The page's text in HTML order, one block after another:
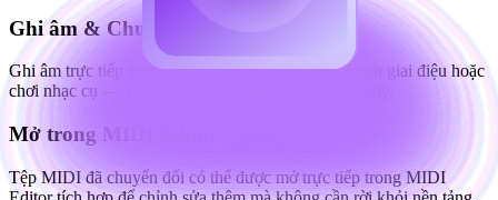
Ghi âm & Chuyển đổi
Ghi âm trực tiếp trong trình duyệt của bạn — hát một giai điệu hoặc
chơi nhạc cụ — và chuyển đổi nó sang MIDI instantly.
Mở trong MIDI Editor
Tệp MIDI đã chuyển đổi có thể được mở trực tiếp trong MIDI